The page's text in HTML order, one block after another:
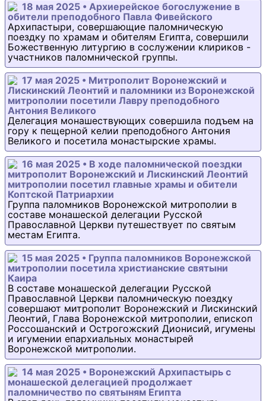
18 мая 2025 • Архиерейское богослужение в
обители преподобного Павла Фивейского
Архипастыри, совершающие паломническую
поездку по храмам и обителям Египта, совершили
Божественную литургию в сослужении клириков -
участников паломнической группы.
17 мая 2025 • Митрополит Воронежский и
Лискинский Леонтий и паломники из Воронежской
митрополии посетили Лавру преподобного
Антония Великого
Делегация монашествующих совершила подъем на
гору к пещерной келии преподобного Антония
Великого и посетила монастырские храмы.
16 мая 2025 • В ходе паломнической поездки
митрополит Воронежский и Лискинский Леонтий
митрополии посетил главные храмы и обители
Коптской Патриархии
Группа паломников Воронежской митрополии в
составе монашеской делегации Русской
Православной Церкви путешествует по святым
местам Египта.
15 мая 2025 • Группа паломников Воронежской
митрополии посетила христианские святыни
Каира
В составе монашеской делегации Русской
Православной Церкви паломническую поездку
совершают митрополит Воронежский и Лискинский
Леонтий, Глава Воронежской митрополии, епископ
Россошанский и Острогожский Дионисий, игумены
и игумении епархиальных монастырей
Воронежской митрополии.
14 мая 2025 • Воронежский Архипастырь с
монашеской делегацией продолжает
паломничество по святыням Египта